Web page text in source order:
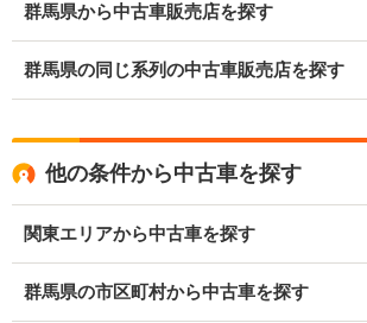
群馬県から中古車販売店を探す
群馬県の同じ系列の中古車販売店を探す
他の条件から中古車を探す
関東エリアから中古車を探す
群馬県の市区町村から中古車を探す